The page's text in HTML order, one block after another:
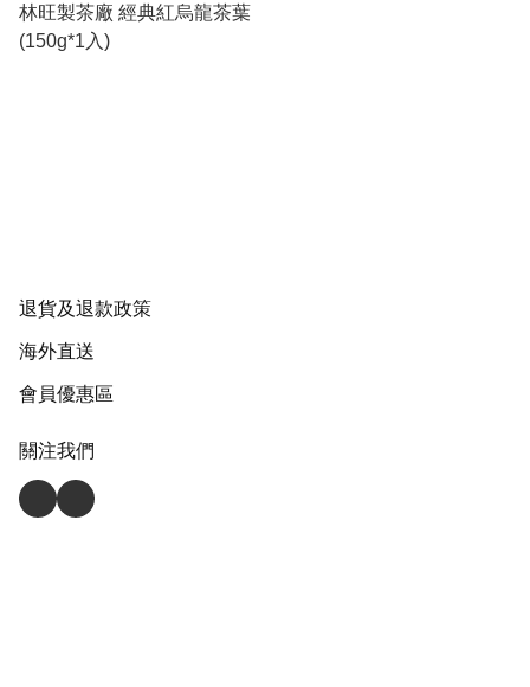
林旺製茶廠 經典紅烏龍茶葉
(150g*1入)
退貨及退款政策
海外直送
會員優惠區
關注我們